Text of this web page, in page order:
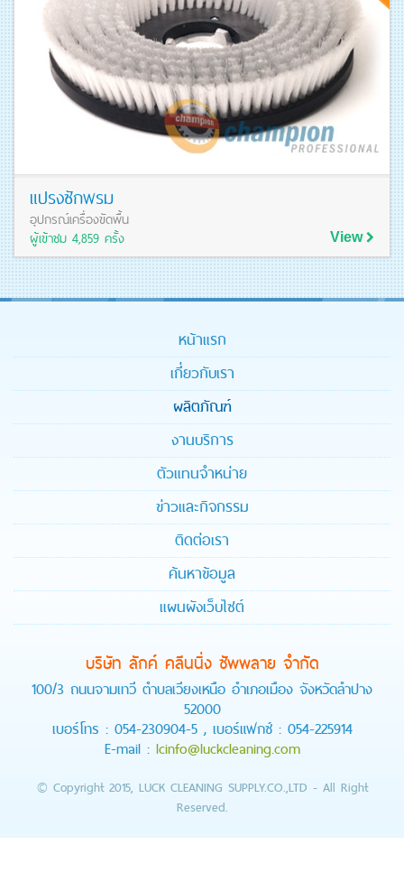
แปรงซักพรม
อุปกรณ์เครื่องขัดพื้น
ผู้เข้าชม 4,859 ครั้ง
View
หน้าแรก
เกี่ยวกับเรา
ผลิตภัณฑ์
งานบริการ
ตัวแทนจำหน่าย
ข่าวและกิจกรรม
ติดต่อเรา
ค้นหาข้อมูล
แผนผังเว็บไซต์
บริษัท ลักค์ คลีนนิ่ง ซัพพลาย จำกัด
100/3 ถนนจามเทวี ตำบลเวียงเหนือ อำเภอเมือง จังหวัดลำปาง
52000
เบอร์โทร : 054-230904-5 , เบอร์แฟกซ์ : 054-225914
E-mail : lcinfo@luckcleaning.com
© Copyright 2015, LUCK CLEANING SUPPLY.CO.,LTD - All Right
Reserved.